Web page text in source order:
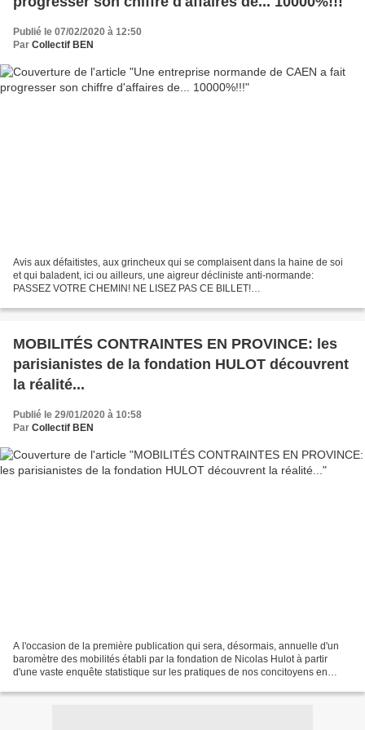
Publié le 07/02/2020 à 12:50
Par Collectif BEN
Avis aux défaitistes, aux grincheux qui se complaisent dans la haine de soi
et qui baladent, ici ou ailleurs, une aigreur décliniste anti-normande:
PASSEZ VOTRE CHEMIN! NE LISEZ PAS CE BILLET!
les-500-entreprises-francaises-prodiges-de-la-croissance_3797597.html...
MOBILITÉS CONTRAINTES EN PROVINCE: les
parisianistes de la fondation HULOT découvrent
la réalité...
Publié le 29/01/2020 à 10:58
Par Collectif BEN
A l'occasion de la première publication qui sera, désormais, annuelle d'un
baromètre des mobilités établi par la fondation de Nicolas Hulot à partir
d'une vaste enquête statistique sur les pratiques de nos concitoyens en